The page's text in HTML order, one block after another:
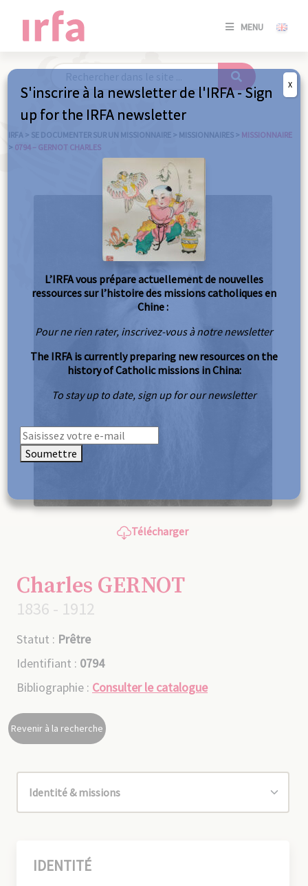
MENU
SE
/
IRFA > SE DOCUMENTER SUR UN MISSIONNAIRE > MISSIONNAIRES > MISSIONNAIRE
> 0794 – GERNOT CHARLES
Télécharger
Charles GERNOT
1836 - 1912
Statut : Prêtre
Identifiant : 0794
Bibliographie : Consulter le catalogue
Revenir à la recherche
IDENTITÉ
S'inscrire à la newsletter de l'IRFA - Sign
up for the IRFA newsletter
L’IRFA vous prépare actuellement de nouvelles
ressources sur l’histoire des missions catholiques en
Chine :
Pour ne rien rater, inscrivez-vous à notre newsletter
The IRFA is currently preparing new resources on the
history of Catholic missions in China:
To stay up to date, sign up for our newsletter
Soumettre
X